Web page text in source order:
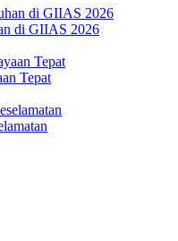
di GIIAS 2026
Tepat